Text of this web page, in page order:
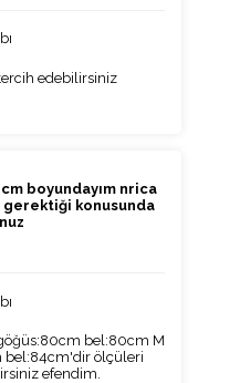
edebilirsiniz
boyundayım nrica
gerektiği konusunda
bel:80cm M
bel:84cm'dir ölçüleri
efendim.